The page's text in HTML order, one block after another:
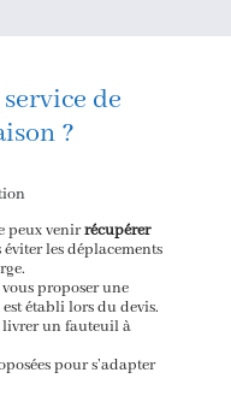
de
?
peux venirrécupérer
les déplacements
proposer une
établi lors du devis.
livrer un fauteuil à
pour s’adapter